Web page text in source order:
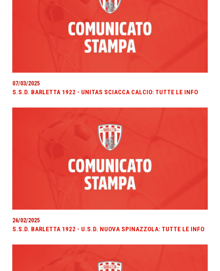
07/03/2025
S.S.D. BARLETTA 1922 - UNITAS SCIACCA CALCIO: TUTTE LE INFO
26/02/2025
S.S.D. BARLETTA 1922 - U.S.D. NUOVA SPINAZZOLA: TUTTE LE INFO